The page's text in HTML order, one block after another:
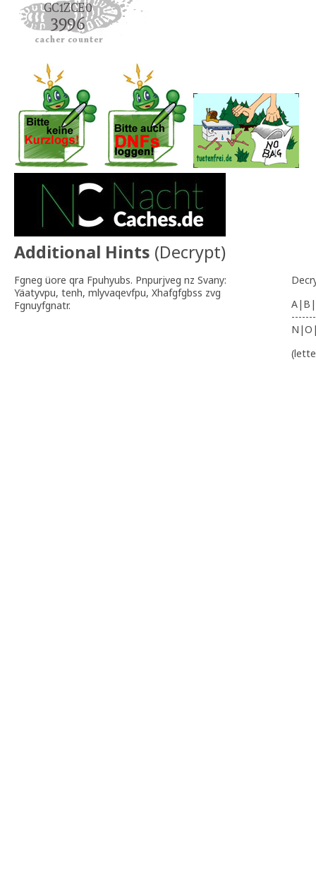
Additional Hints (Decrypt)
Fgneg üore qra Fpuhyubs. Pnpurjveg nz Svany:
Yäatyvpu, tenh, mlyvaqevfpu, Xhafgfgbss zvg
Fgnuyfgnatr.